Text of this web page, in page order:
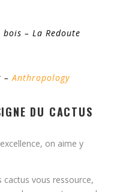
– La Redoute
–Anthropology
DU CACTUS
on aime y
cactus vous ressource,